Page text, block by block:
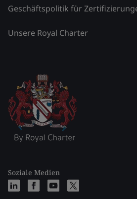
Geschäftspolitik für
Unsere Royal Charter
Soziale Medien